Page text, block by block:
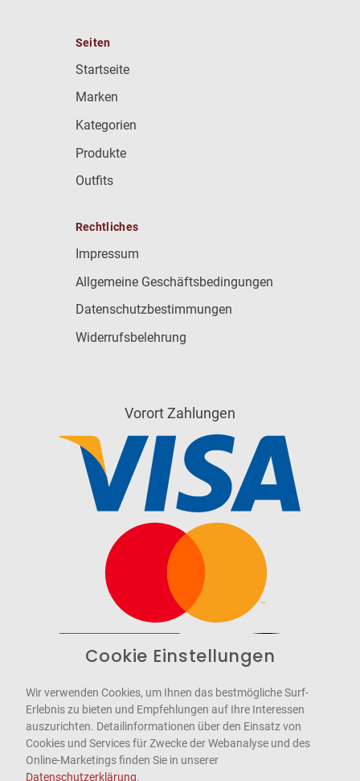
Seiten
Startseite
Marken
Kategorien
Produkte
Outfits
Rechtliches
Impressum
Allgemeine Geschäftsbedingungen
Datenschutzbestimmungen
Widerrufsbelehrung
Vorort Zahlungen
WCAG-2.1-AA
Cookie Einstellungen
Wir verwenden Cookies, um Ihnen das bestmögliche Surf-
Erlebnis zu bieten und Empfehlungen auf Ihre Interessen
auszurichten. Detailinformationen über den Einsatz von
Cookies und Services für Zwecke der Webanalyse und des
Online-Marketings finden Sie in unserer
Datenschutzerklärung.